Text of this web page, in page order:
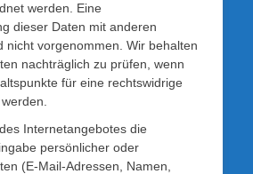
werden. Eine
dieser Daten mit anderen
nicht vorgenommen. Wir behalten
nachträglich zu prüfen, wenn
für eine rechtswidrige
Internetangebotes die
persönlicher oder
(E-Mail-Adressen, Namen,